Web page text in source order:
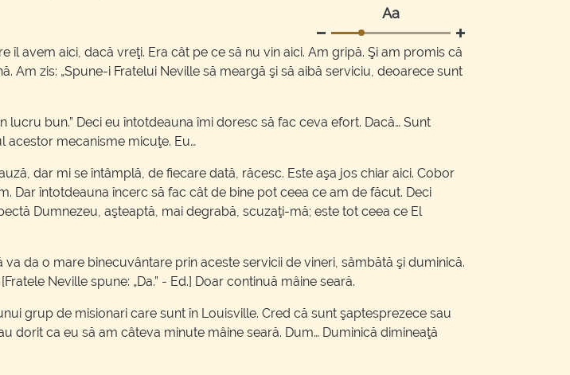
Аа
avem aici, dacă vreţi. Era cât pe ce să nu vin aici. Am gripă. Şi am promis că
Am zis: „Spune-i Fratelui Neville să meargă şi să aibă serviciu, deoarece sunt
lucru bun.” Deci eu întotdeauna îmi doresc să fac ceva efort. Dacă… Sunt
mecanisme micuţe. Eu…
dar mi se întâmplă, de fiecare dată, răcesc. Este aşa jos chiar aici. Cobor
Dar întotdeauna încerc să fac cât de bine pot ceea ce am de făcut. Deci
Dumnezeu, aşteaptă, mai degrabă, scuzaţi-mă; este tot ceea ce El
da o mare binecuvântare prin aceste servicii de vineri, sâmbătă şi duminică.
Neville spune: „Da.” - Ed.] Doar continuă mâine seară.
grup de misionari care sunt în Louisville. Cred că sunt şaptesprezece sau
dorit ca eu să am câteva minute mâine seară. Dum… Duminică dimineaţă